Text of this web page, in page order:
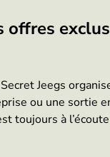
offres
Jeegs
ou une
toujours à